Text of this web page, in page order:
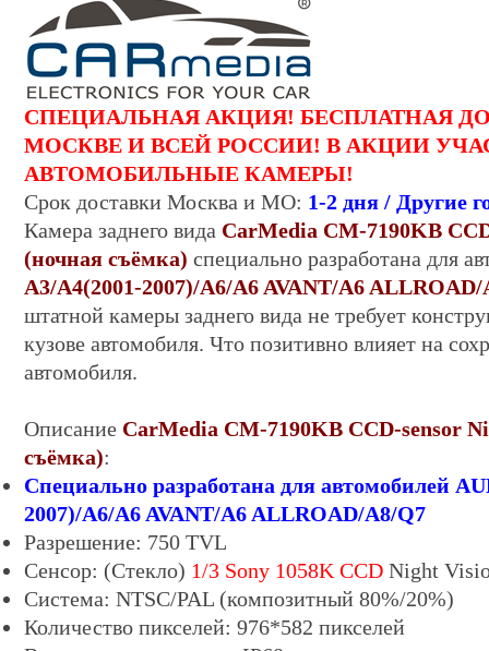
СПЕЦИАЛЬНАЯ АКЦИЯ! БЕСПЛАТНАЯ
МОСКВЕ И ВСЕЙ РОССИИ! В АКЦИИ
АВТОМОБИЛЬНЫЕ КАМЕРЫ!
Срок доставки Москва и МО: 1-2 дня / Другие
Камера заднего вида CarMedia CM-7190KB
(ночная съёмка) специально разработана для
A3/A4(2001-2007)/A6/A6 AVANT/A6 ALLROAD/
штатной камеры заднего вида не требует
кузове автомобиля. Что позитивно влияет на
автомобиля.
Описание CarMedia CM-7190KB CCD-sensor
съёмка):
Специально разработана для автомобилей
2007)/A6/A6 AVANT/A6 ALLROAD/A8/Q7
Разрешение: 750 TVL
Сенсор: (Стекло) 1/3 Sony 1058K CCD Night
Система: NTSC/PAL (композитный 80%/20%)
Количество пикселей: 976*582 пикселей